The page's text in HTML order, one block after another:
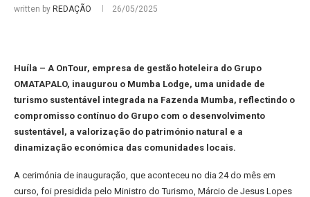
written by REDAÇÃO 26/05/2025
Huíla – A OnTour, empresa de gestão hoteleira do Grupo
OMATAPALO, inaugurou o Mumba Lodge, uma unidade de
turismo sustentável integrada na Fazenda Mumba, reflectindo o
compromisso contínuo do Grupo com o desenvolvimento
sustentável, a valorização do património natural e a
dinamização económica das comunidades locais.
A cerimónia de inauguração, que aconteceu no dia 24 do mês em
curso, foi presidida pelo Ministro do Turismo, Márcio de Jesus Lopes